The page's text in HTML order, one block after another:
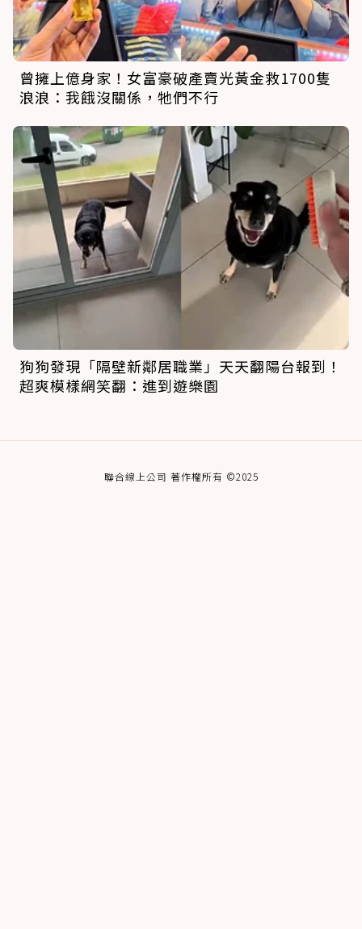
曾擁上億身家！女富豪破產賣光黃金救1700隻
浪浪：我餓沒關係，牠們不行
狗狗發現「隔壁新鄰居職業」天天翻陽台報到！
超爽模樣網笑翻：進到遊樂園
聯合線上公司 著作權所有 ©2025